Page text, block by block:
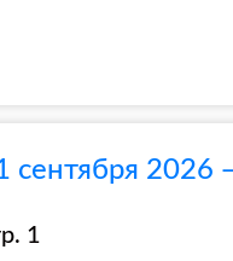
сентября 2026
1